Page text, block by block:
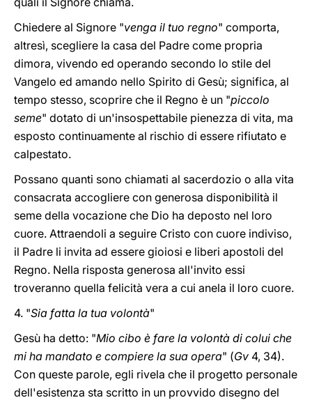
Chiedere al Signore "venga il tuo regno" comporta,
altresì, scegliere la casa del Padre come propria
dimora, vivendo ed operando secondo lo stile del
Vangelo ed amando nello Spirito di Gesù; significa, al
tempo stesso, scoprire che il Regno è un "piccolo
seme" dotato di un'insospettabile pienezza di vita, ma
esposto continuamente al rischio di essere rifiutato e
calpestato.
Possano quanti sono chiamati al sacerdozio o alla vita
consacrata accogliere con generosa disponibilità il
seme della vocazione che Dio ha deposto nel loro
cuore. Attraendoli a seguire Cristo con cuore indiviso,
il Padre li invita ad essere gioiosi e liberi apostoli del
Regno. Nella risposta generosa all'invito essi
troveranno quella felicità vera a cui anela il loro cuore.
4. "Sia fatta la tua volontà"
Gesù ha detto: "Mio cibo è fare la volontà di colui che
mi ha mandato e compiere la sua opera" (Gv 4, 34).
Con queste parole, egli rivela che il progetto personale
dell'esistenza sta scritto in un provvido disegno del